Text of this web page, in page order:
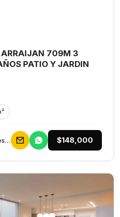
ARRAIJAN 709M 3
PATIO Y JARDIN
Galceb Group Bienes Raices $148,000